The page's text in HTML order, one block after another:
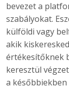
bevezet a
szabályokat.
külföldi vagy
akik
értékesítőknek
keresztül
a későbbiekben